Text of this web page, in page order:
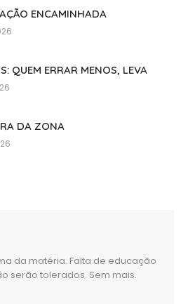
ENCAMINHADA
QUEM ERRAR MENOS, LEVA
DA ZONA
da matéria. Falta de educação
serão tolerados. Sem mais.